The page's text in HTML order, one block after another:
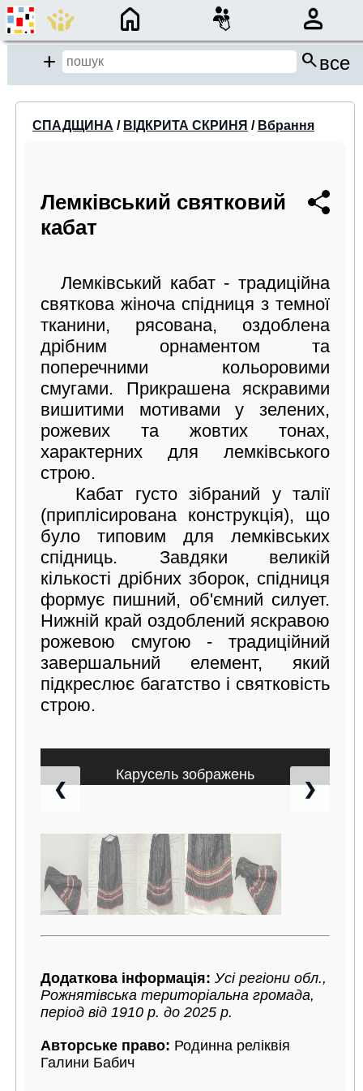
×
Add searchвсе
close
Події/Анонси
Спадщина
Період:
СПАДЩИНА / ВІДКРИТА СКРИНЯ / Вбрання
Лемківський святковий
кабат
Лемківський кабат - традиційна
святкова жіноча спідниця з темної
тканини, рясована, оздоблена
дрібним орнаментом та
поперечними кольоровими
смугами. Прикрашена яскравими
вишитими мотивами у зелених,
рожевих та жовтих тонах,
характерних для лемківського
строю.
Кабат густо зібраний у талії
(приплісирована конструкція), що
було типовим для лемківських
спідниць. Завдяки великій
кількості дрібних зборок, спідниця
формує пишний, об'ємний силует.
Нижній край оздоблений яскравою
рожевою смугою - традиційний
завершальний елемент, який
підкреслює багатство і святковість
строю.
❮ ❯
Карусель зображень
Додаткова інформація: Усі регіони обл.,
Рожнятівська територіальна громада,
період від 1910 р. до 2025 р.
Авторське право: Родинна реліквія
Галини Бабич